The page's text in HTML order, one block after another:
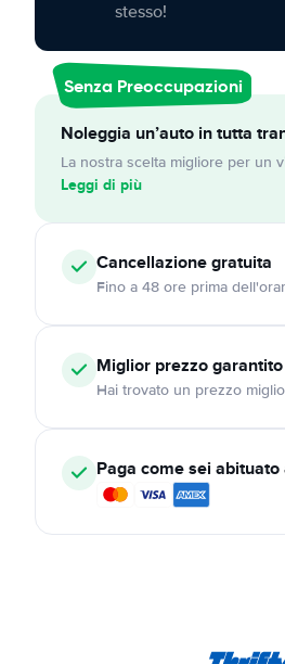
stesso!
Senza Preoccupazioni
Noleggia un’auto in tutta
La nostra scelta migliore per un
Leggi di più
Cancellazionegratuita
Fino a 48 ore prima
Miglior prezzo garantito
Hai trovato un prezzo
Paga come sei